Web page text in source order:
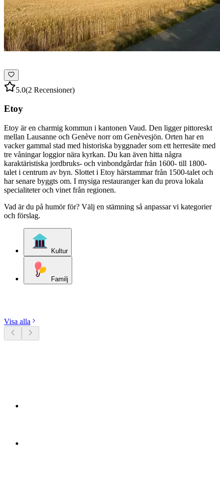
5.0(2 Recensioner)
Etoy
Etoy är en charmig kommun i kantonen Vaud. Den ligger pittoreskt
mellan Lausanne och Genève norr om Genèvesjön. Orten har en
vacker gammal stad med historiska byggnader som ett herresäte med
tre våningar loggior nära kyrkan. Du kan även hitta några
karaktäristiska jordbruks- och vinbondgårdar från 1600- till 1800-
talet i centrum av byn. Slottet i Etoy härstammar från 1500-talet och
har senare byggts om. I mysiga restauranger kan du prova lokala
specialiteter och vinet från regionen.
Vad är du på humör för? Välj en stämning så anpassar vi kategorier
och förslag.
Kultur
Familj
Visa alla